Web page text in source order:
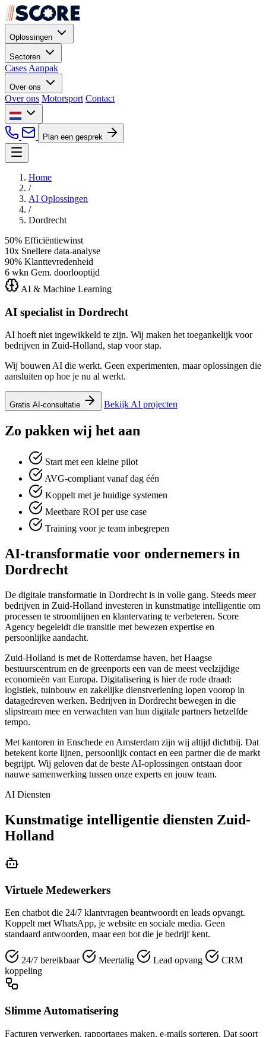
Oplossingen
Sectoren
Cases Aanpak
Over ons
Over ons Motorsport Contact
Plan een gesprek
Home
/
AI Oplossingen
/
Dordrecht
50% Efficiëntiewinst
10x Snellere data-analyse
90% Klanttevredenheid
6 wkn Gem. doorlooptijd
AI & Machine Learning
AI specialist in Dordrecht
AI hoeft niet ingewikkeld te zijn. Wij maken het toegankelijk voor
bedrijven in Zuid-Holland, stap voor stap.
Wij bouwen AI die werkt. Geen experimenten, maar oplossingen die
aansluiten op hoe je nu al werkt.
Gratis AI-consultatie Bekijk AI projecten
Zo pakken wij het aan
Start met een kleine pilot
AVG-compliant vanaf dag één
Koppelt met je huidige systemen
Meetbare ROI per use case
Training voor je team inbegrepen
AI-transformatie voor ondernemers in
Dordrecht
De digitale transformatie in Dordrecht is in volle gang. Steeds meer
bedrijven in Zuid-Holland investeren in kunstmatige intelligentie om
processen te stroomlijnen en klantervaring te verbeteren. Score
Agency begeleidt die transitie met bewezen expertise en
persoonlijke aandacht.
Zuid-Holland is met de Rotterdamse haven, het Haagse
bestuurscentrum en de greenports een van de meest veelzijdige
economieën van Europa. Digitalisering is hier de rode draad:
logistiek, tuinbouw en zakelijke dienstverlening lopen voorop in
datagedreven werken. Bedrijven in Dordrecht bewegen in die
slipstream mee en verwachten van hun digitale partners hetzelfde
tempo.
Met kantoren in Enschede en Amsterdam zijn wij altijd dichtbij. Dat
betekent korte lijnen, persoonlijk contact en een partner die de markt
begrijpt. Wij geloven dat de beste AI-oplossingen ontstaan door
nauwe samenwerking tussen onze experts en jouw team.
AI Diensten
Kunstmatige intelligentie diensten Zuid-
Holland
Virtuele Medewerkers
Een chatbot die 24/7 klantvragen beantwoordt en leads opvangt.
Koppelt met WhatsApp, je website en sociale media. Geen
standaard antwoorden, maar een bot die je bedrijf kent.
24/7 bereikbaar Meertalig Lead opvang
CRM
koppeling
Slimme Automatisering
Facturen verwerken, rapportages maken, e-mails sorteren. Dat soort